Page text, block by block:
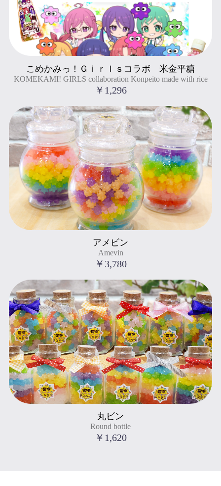
" title="こめかみっ！Ｇｉｒｌｓコラボ 米金平糖
KOMEKAMI! GIRLS collaboration Konpeito made with rice
">
こめかみっ！Ｇｉｒｌｓコラボ 米金平糖
KOMEKAMI! GIRLS collaboration Konpeito made with rice
￥1,296
" title="アメビン
Amevin
">
アメビン
Amevin
￥3,780
" title="丸ビン
Round bottle
">
丸ビン
Round bottle
￥1,620